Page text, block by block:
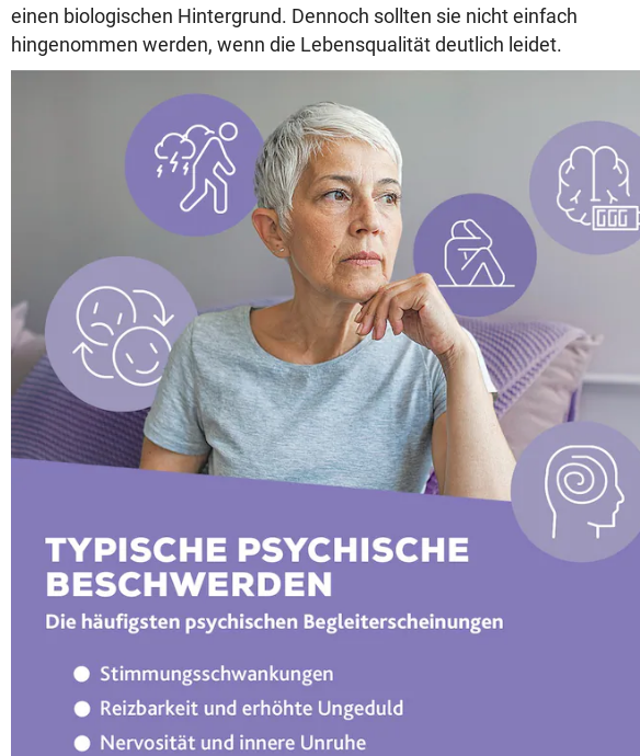
einen biologischen Hintergrund. Dennoch sollten sie nicht einfach
hingenommen werden, wenn die Lebensqualität deutlich leidet.